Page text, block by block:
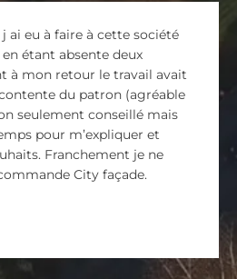
ai eu à faire à cette société
étant absente deux
à mon retour le travail avait
du patron (agréable
seulement conseillé mais
pour m’expliquer et
Franchement je ne
City façade.